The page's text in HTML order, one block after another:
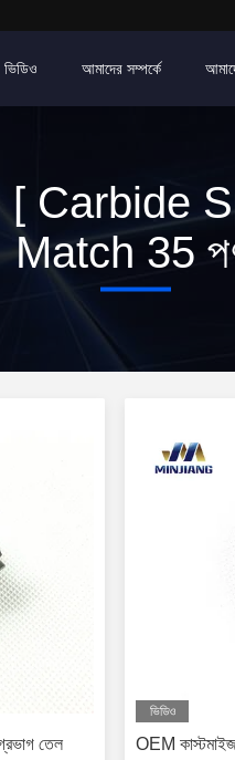
ভিডিও আমাদের সম্পর্কে
Carbide
Match 35
তেল
ভিডিও
OEM